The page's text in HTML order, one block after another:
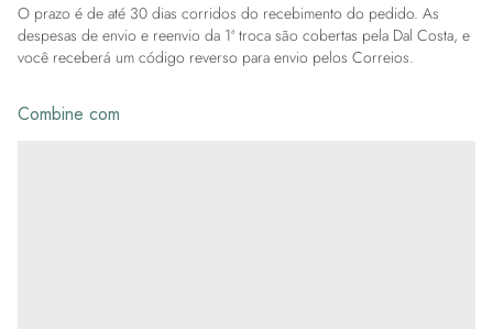
O prazo é de até 30 dias corridos do recebimento do pedido. As
despesas de envio e reenvio da 1ª troca são cobertas pela Dal Costa, e
você receberá um código reverso para envio pelos Correios.
Combine com